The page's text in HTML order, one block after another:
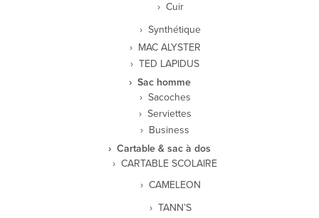
Cuir
Synthétique
MAC ALYSTER
TED LAPIDUS
Sac homme
Sacoches
Serviettes
Business
Cartable & sac à dos
CARTABLE SCOLAIRE
CAMELEON
TANN’S